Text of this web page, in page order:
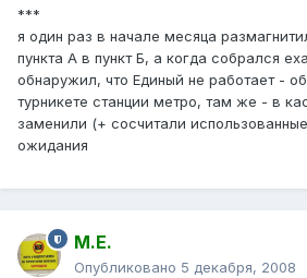
***
я один раз в начале месяца
пункта А в пункт Б, а когда собрался
обнаружил, что Единый не работает -
турникете станции метро, там же - в
заменили (+ сосчитали
ожидания
М.Е.
Опубликовано 5 декабря, 2008